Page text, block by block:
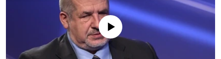
ВІДЕОУРОКИ «ELIFBE»
СВІДЧЕННЯ ОКУПАЦІЇ
УКРАЇНСЬКА ПРОБЛЕМА КРИМУ
No media source currently available